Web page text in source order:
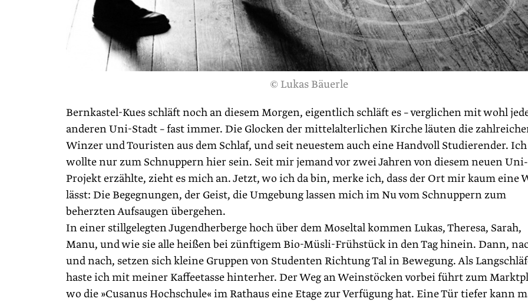
© Lukas Bäuerle
Bernkastel-Kues schläft noch an diesem Morgen, eigent­lich schläft es – verglichen mit wohl
anderen Uni-Stadt – fast immer. Die Glocken der mittelalterlichen Kirche läuten die
Winzer und Touristen aus dem Schlaf, und seit neuestem auch eine Handvoll Studierender. Ich
wollte nur zum Schnuppern hier sein. Seit mir jemand vor zwei Jahren von diesem neuen Uni-
Projekt erzählte, zieht es mich an. Jetzt, wo ich da bin, merke ich, dass der Ort mir kaum eine
lässt: Die Begegnungen, der Geist, die Umgebung lassen mich im Nu vom Schnuppern zum
beherzten Aufsaugen übergehen.
In einer stillgelegten Jugendherberge hoch über dem Moseltal kommen Lukas, Theresa, Sarah,
Manu, und wie sie alle heißen bei zünftigem Bio-Müsli-Frühstück in den Tag hinein. Dann,
und nach, setzen sich kleine Gruppen von Studenten Richtung Tal in Bewegung. Als
haste ich mit meiner Kaffeetasse hinterher. Der Weg an Weinstöcken vorbei führt zum
wo die »Cusanus Hochschule« im Rathaus eine Etage zur Verfügung hat. Eine Tür tiefer kann